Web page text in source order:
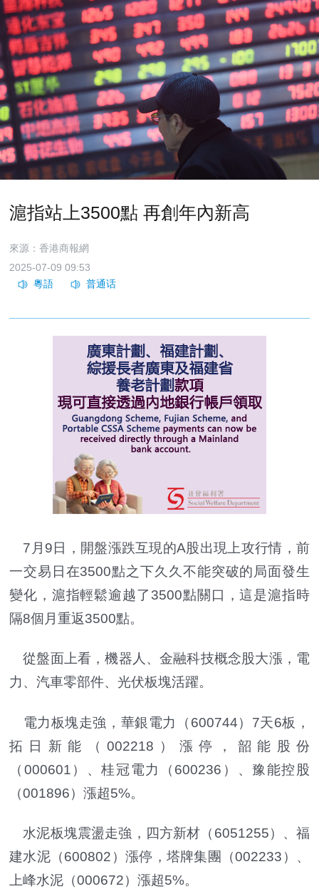
滬指站上3500點 再創年內新高
來源：香港商報網
2025-07-09 09:53
7月9日，開盤漲跌互現的A股出現上攻行情，前
一交易日在3500點之下久久不能突破的局面發生
變化，滬指輕鬆逾越了3500點關口，這是滬指時
隔8個月重返3500點。
從盤面上看，機器人、金融科技概念股大漲，電
力、汽車零部件、光伏板塊活躍。
電力板塊走強，華銀電力（600744）7天6板，
拓日新能（002218）漲停，韶能股份
（000601）、桂冠電力（600236）、豫能控股
（001896）漲超5%。
水泥板塊震盪走強，四方新材（6051255）、福
建水泥（600802）漲停，塔牌集團（002233）、
上峰水泥（000672）漲超5%。